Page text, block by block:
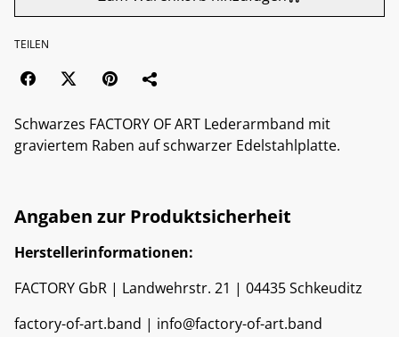
TEILEN
Schwarzes FACTORY OF ART Lederarmband mit
graviertem Raben auf schwarzer Edelstahlplatte.
Angaben zur Produktsicherheit
Herstellerinformationen:
FACTORY GbR | Landwehrstr. 21 | 04435 Schkeuditz
factory-of-art.band | info@factory-of-art.band